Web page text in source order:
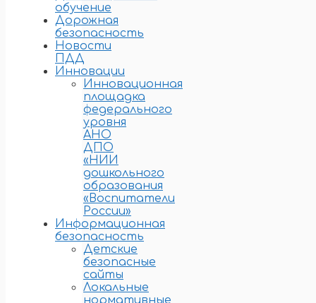
обучение
Дорожная
безопасность
Новости
ПДД
Инновации
Инновационная
площадка
федерального
уровня
АНО
ДПО
«НИИ
дошкольного
образования
«Воспитатели
России»
Информационная
безопасность
Детские
безопасные
сайты
Локальные
нормативные